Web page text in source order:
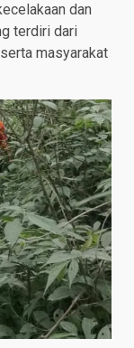
dan
terdiri dari
masyarakat